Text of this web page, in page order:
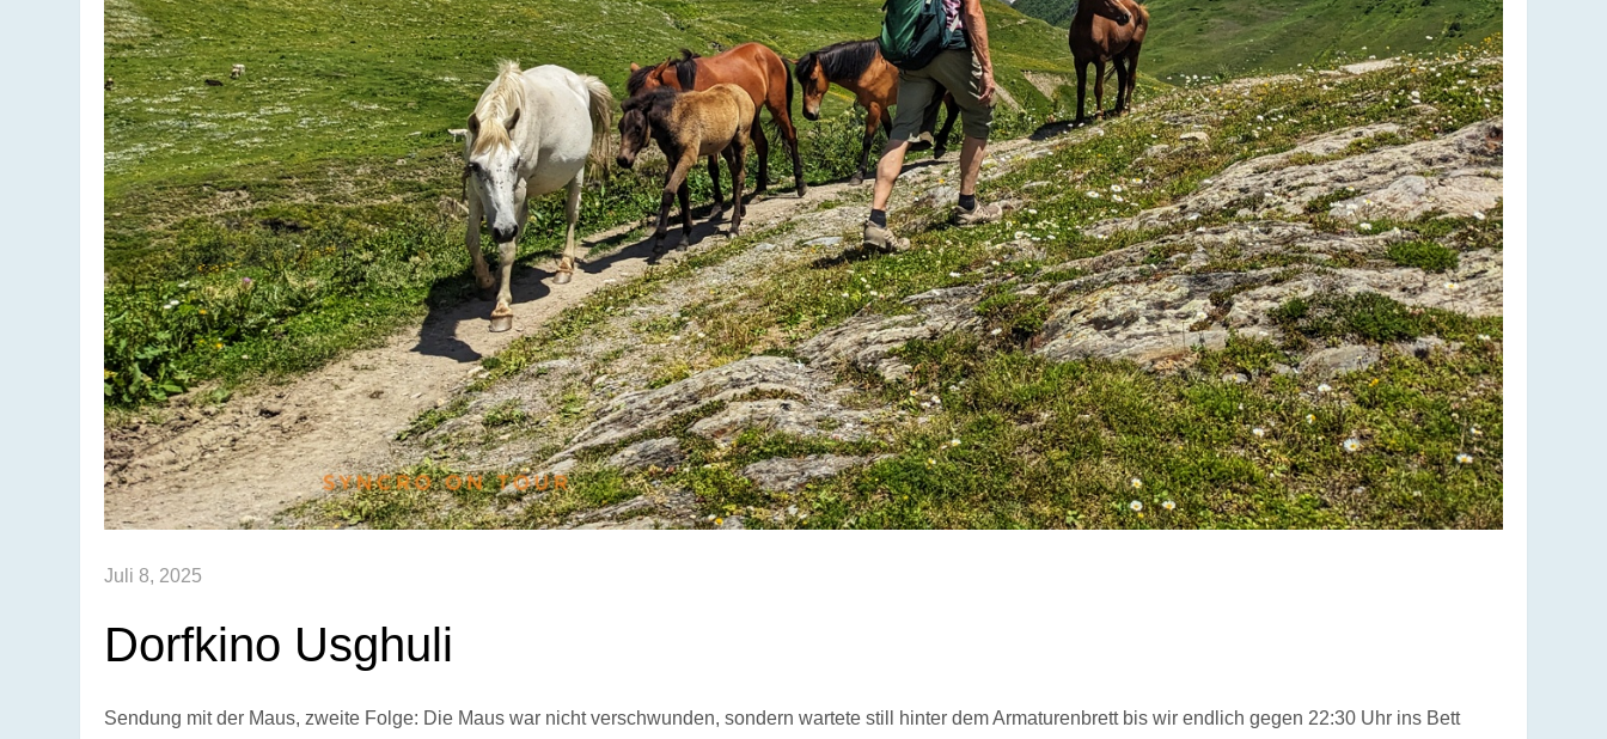
Juli 8, 2025
Dorfkino Usghuli
Sendung mit der Maus, zweite Folge: Die Maus war nicht verschwunden, sondern wartete still hinter dem Armaturenbrett bis wir endlich gegen 22:30 Uhr ins Bett